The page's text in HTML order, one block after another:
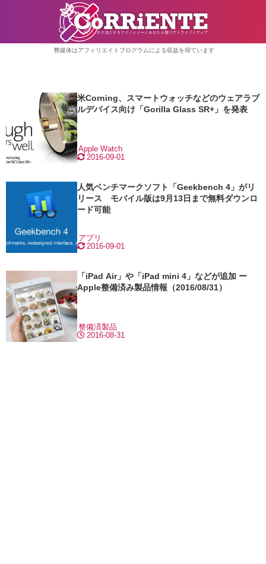
弊媒体はアフィリエイトプログラムによる収益を得ています
米Corning、スマートウォッチなどのウェアラブ
ルデバイス向け「Gorilla Glass SR+」を発表
2016-09-01
Apple Watch
人気ベンチマークソフト「Geekbench 4」がリ
リース モバイル版は9月13日まで無料ダウンロ
ード可能
2016-09-01
アプリ
「iPad Air」や「iPad mini 4」などが追加 ー
Apple整備済み製品情報（2016/08/31）
2016-08-31
整備済製品